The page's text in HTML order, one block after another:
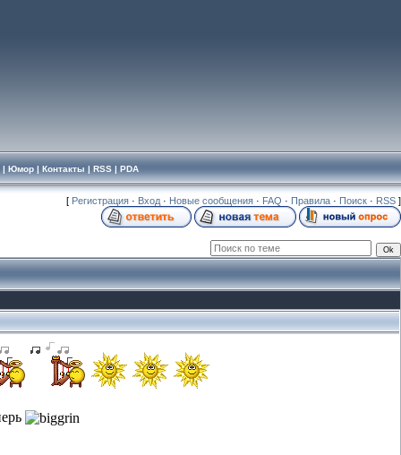
| Юмор| Контакты | RSS| PDA
[ Регистрация · Вход · Новые сообщения · FAQ · Правила · Поиск · RSS ]